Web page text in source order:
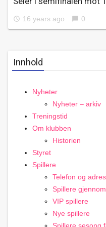
access_time 16 years ago chat_bubble 0
Innhold
Nyheter
Nyheter – arkiv
Treningstid
Om klubben
Historien
Styret
Spillere
Telefon og
Spillere
VIP spillere
Nye spillere